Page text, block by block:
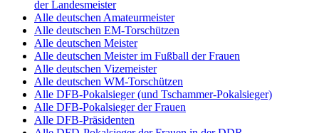
der Landesmeister
Alle deutschen Amateurmeister
Alle deutschen EM-Torschützen
Alle deutschen Meister
Alle deutschen Meister im Fußball der Frauen
Alle deutschen Vizemeister
Alle deutschen WM-Torschützen
Alle DFB-Pokalsieger (und Tschammer-Pokalsieger)
Alle DFB-Pokalsieger der Frauen
Alle DFB-Präsidenten